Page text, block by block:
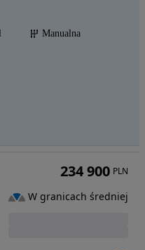
Manualna
234 900 PLN
W granicach średniej